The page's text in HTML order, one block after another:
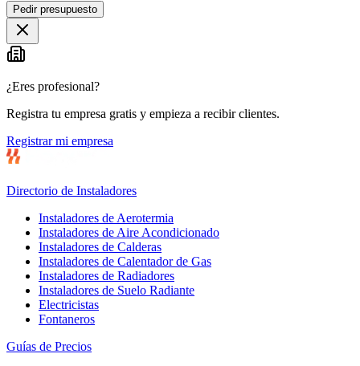
Pedir presupuesto
¿Eres profesional?
Registra tu empresa gratis y empieza a recibir clientes.
Registrar mi empresa
Directorio de Instaladores
Instaladores de Aerotermia
Instaladores de Aire Acondicionado
Instaladores de Calderas
Instaladores de Calentador de Gas
Instaladores de Radiadores
Instaladores de Suelo Radiante
Electricistas
Fontaneros
Guías de Precios